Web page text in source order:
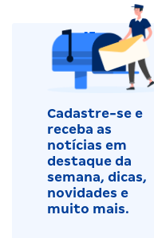
Cadastre-se e
receba as
notícias em
destaque da
semana, dicas,
novidades e
muito mais.